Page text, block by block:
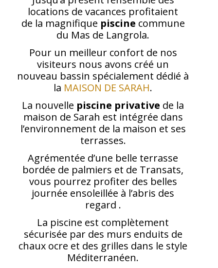
locations de vacances profitaient
de la magnifique piscine commune
du Mas de Langrola.
Pour un meilleur confort de nos
visiteurs nous avons créé un
nouveau bassin spécialement dédié à
la MAISON DE SARAH.
La nouvelle piscine privative de la
maison de Sarah est intégrée dans
l’environnement de la maison et ses
terrasses.
Agrémentée d’une belle terrasse
bordée de palmiers et de Transats,
vous pourrez profiter des belles
journée ensoleillée à l’abris des
regard .
La piscine est complètement
sécurisée par des murs enduits de
chaux ocre et des grilles dans le style
Méditerranéen.